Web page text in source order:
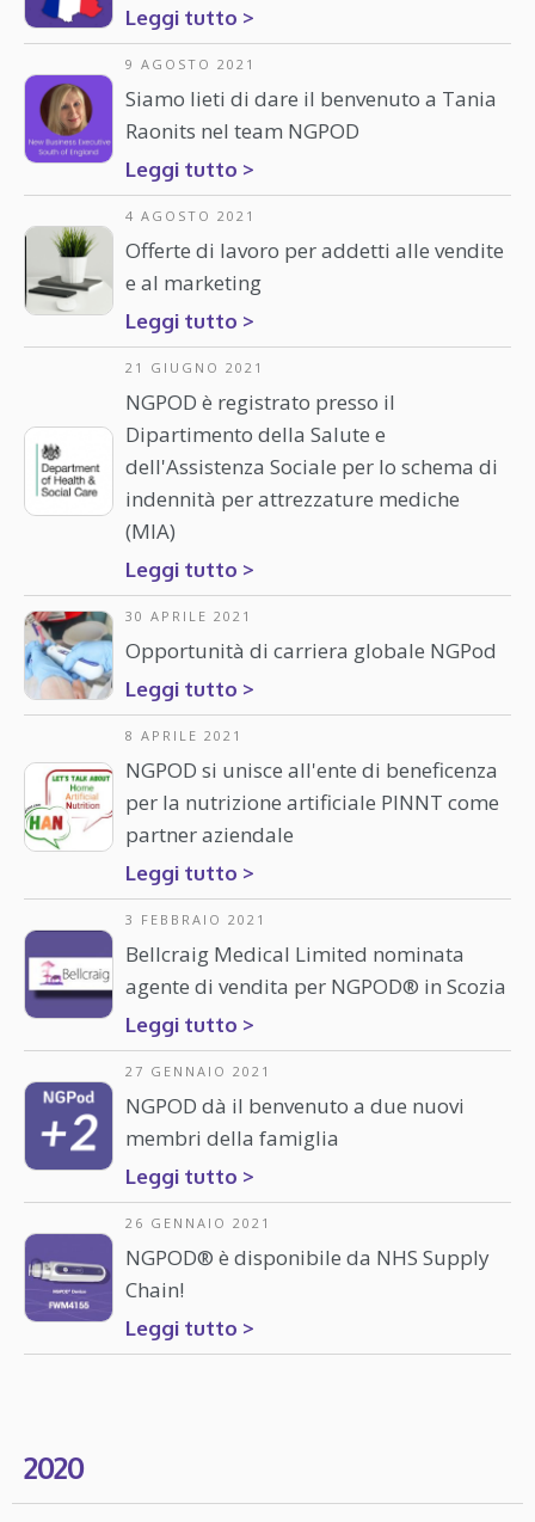
Leggi tutto >
9 AGOSTO 2021
Siamo lieti di dare il benvenuto a Tania
Raonits nel team NGPOD
Leggi tutto >
4 AGOSTO 2021
Offerte di lavoro per addetti alle vendite
e al marketing
Leggi tutto >
21 GIUGNO 2021
NGPOD è registrato presso il
Dipartimento della Salute e
dell'Assistenza Sociale per lo schema di
indennità per attrezzature mediche
(MIA)
Leggi tutto >
30 APRILE 2021
Opportunità di carriera globale NGPod
Leggi tutto >
8 APRILE 2021
NGPOD si unisce all'ente di beneficenza
per la nutrizione artificiale PINNT come
partner aziendale
Leggi tutto >
3 FEBBRAIO 2021
Bellcraig Medical Limited nominata
agente di vendita per NGPOD® in Scozia
Leggi tutto >
27 GENNAIO 2021
NGPOD dà il benvenuto a due nuovi
membri della famiglia
Leggi tutto >
26 GENNAIO 2021
NGPOD® è disponibile da NHS Supply
Chain!
Leggi tutto >
2020